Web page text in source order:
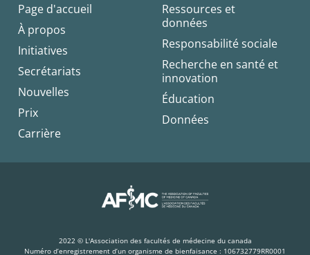
Page d'accueil
À propos
Initiatives
Secrétariats
Nouvelles
Prix
Carrière
Ressources et
données
Responsabilité sociale
Recherche en santé et
innovation
Éducation
Données
2022 © L'Association des facultés de médecine du canada
Numéro d’enregistrement d’un organisme de bienfaisance : 106732779RR0001